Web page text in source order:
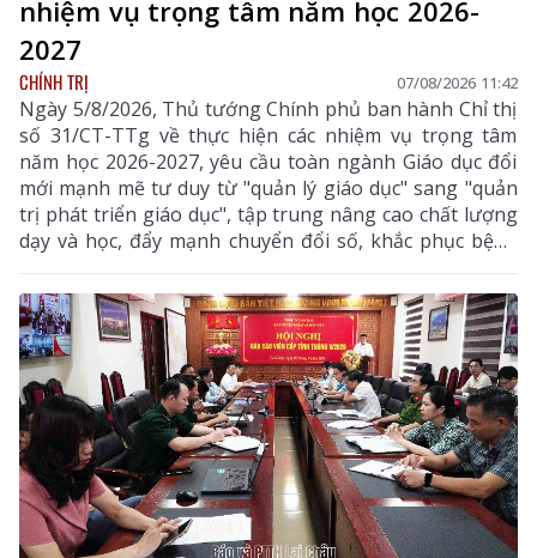
nhiệm vụ trọng tâm năm học 2026-
2027
CHÍNH TRỊ 07/08/2026 11:42
Ngày 5/8/2026, Thủ tướng Chính phủ ban hành Chỉ thị
số 31/CT-TTg về thực hiện các nhiệm vụ trọng tâm
năm học 2026-2027, yêu cầu toàn ngành Giáo dục đổi
mới mạnh mẽ tư duy từ "quản lý giáo dục" sang "quản
trị phát triển giáo dục", tập trung nâng cao chất lượng
dạy và học, đẩy mạnh chuyển đổi số, khắc phục bệnh
thành tích, bảo đảm đủ giáo viên, trường lớp, cơ sở
vật chất và xây dựng môi trường giáo dục an toàn,
hiện đại, đáp ứng yêu cầu phát triển nguồn nhân lực
chất lượng cao.